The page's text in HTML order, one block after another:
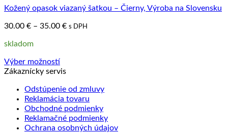
Kožený opasok viazaný šatkou – Čierny, Výroba na Slovensku
30.00 € – 35.00 €Price
s DPH
skladom
Výber možností
Tento
viacero
variantov.
Možnosti
Zákaznícky servis
Odstúpenie od zmluvy
Reklamácia tovaru
Obchodné podmienky
Reklamačné podmienky
Ochrana osobných údajov